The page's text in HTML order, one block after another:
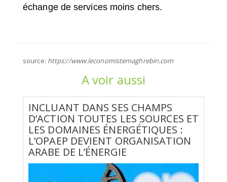
échange de services moins chers.
source: https://www.leconomistemaghrebin.com
A voir aussi
INCLUANT DANS SES CHAMPS
D’ACTION TOUTES LES SOURCES ET
LES DOMAINES ÉNERGÉTIQUES :
L’OPAEP DEVIENT ORGANISATION
ARABE DE L’ÉNERGIE